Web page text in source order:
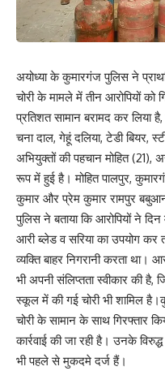
अयोध्या के कुमारगंज पुलिस ने
चोरी के मामले में तीन आरोपियों को
प्रतिशत सामान बरामद कर लिया
चना दाल, गेहूं दलिया, टेडी बियर,
अभियुक्तों की पहचान मोहित
रूप में हुई है। मोहित पालपुर,
कुमार और प्रेम कुमार रामपुर
पुलिस ने बताया कि आरोपियों ने
आरी ब्लेड व सरिया का उपयोग कर
व्यक्ति बाहर निगरानी करता था।
भी अपनी संलिप्तता स्वीकार की है,
स्कूल में की गई चोरी भी शामिल
चोरी के सामान के साथ गिरफ्तार
कार्रवाई की जा रही है। उनके
भी पहले से मुकदमे दर्ज हैं।